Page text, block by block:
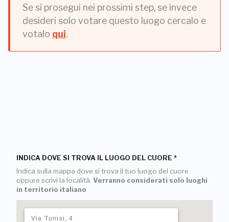
Se sì prosegui nei prossimi step, se invece
desideri solo votare questo luogo cercalo e
votalo qui.
INDICA DOVE SI TROVA IL LUOGO DEL CUORE *
Indica sulla mappa dove si trova il tuo luogo del cuore
oppure scrivi la località. Verranno considerati solo luoghi
in territorio italiano